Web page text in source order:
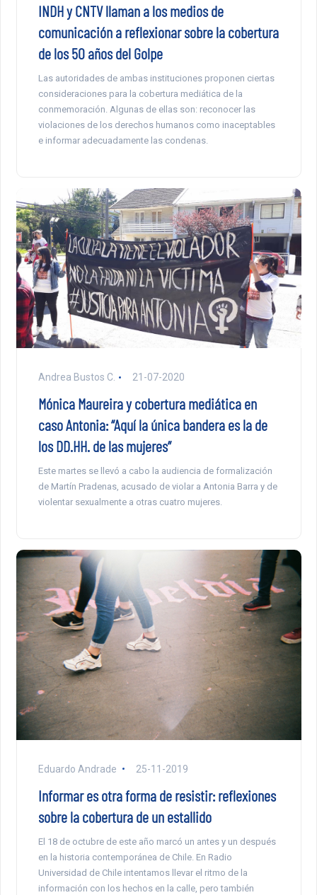
INDH y CNTV llaman a los medios de
comunicación a reflexionar sobre la cobertura
de los 50 años del Golpe
Las autoridades de ambas instituciones proponen ciertas
consideraciones para la cobertura mediática de la
conmemoración. Algunas de ellas son: reconocer las
violaciones de los derechos humanos como inaceptables
e informar adecuadamente las condenas.
Andrea Bustos C. 21-07-2020
Mónica Maureira y cobertura mediática en
caso Antonia: “Aquí la única bandera es la de
los DD.HH. de las mujeres”
Este martes se llevó a cabo la audiencia de formalización
de Martín Pradenas, acusado de violar a Antonia Barra y de
violentar sexualmente a otras cuatro mujeres.
Eduardo Andrade 25-11-2019
Informar es otra forma de resistir: reflexiones
sobre la cobertura de un estallido
El 18 de octubre de este año marcó un antes y un después
en la historia contemporánea de Chile. En Radio
Universidad de Chile intentamos llevar el ritmo de la
información con los hechos en la calle, pero también